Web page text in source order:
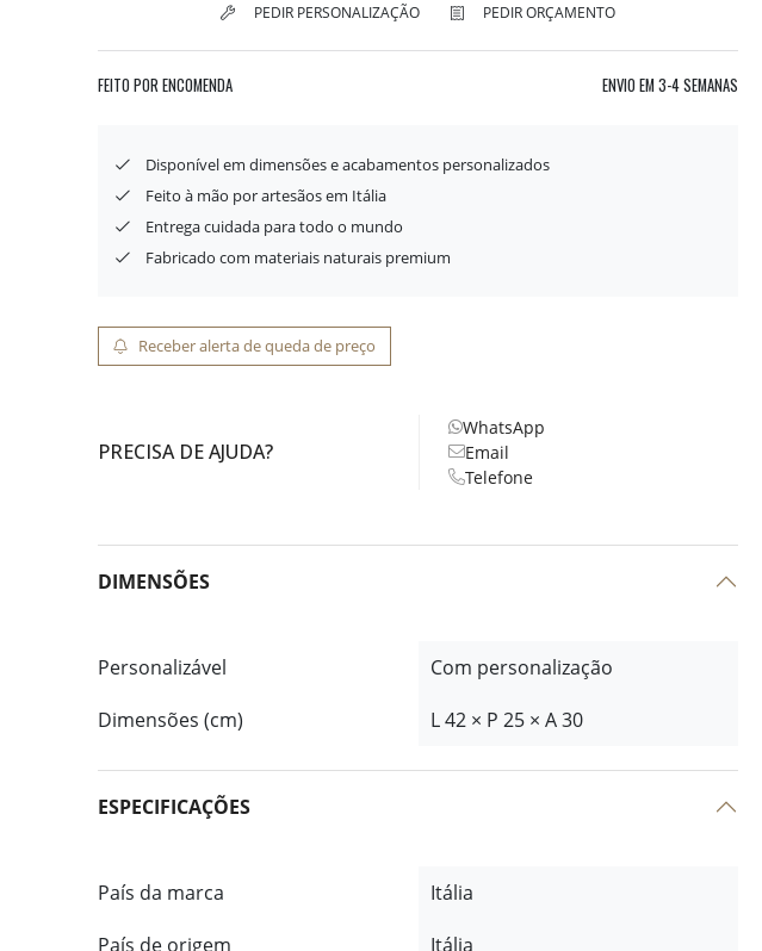
PEDIR PERSONALIZAÇÃO
PEDIR ORÇAMENTO
FEITO POR ENCOMENDA ENVIO EM 3-4 SEMANAS
Disponível em dimensões e acabamentos personalizados
Feito à mão por artesãos em Itália
Entrega cuidada para todo o mundo
Fabricado com materiais naturais premium
Receber alerta de queda de preço
PRECISA DE AJUDA?
WhatsApp
Email
Telefone
DIMENSÕES
Personalizável
Com personalização
Dimensões (cm)
L 42 × P 25 × A 30
ESPECIFICAÇÕES
País da marca
Itália
País de origem
Itália